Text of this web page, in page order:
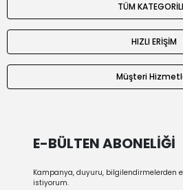
TÜM
HIZLI ERİŞİM
Müşteri
E-BÜLTEN ABONELİĞİ
Kampanya, duyuru, bilgilendirmelerden
istiyorum.